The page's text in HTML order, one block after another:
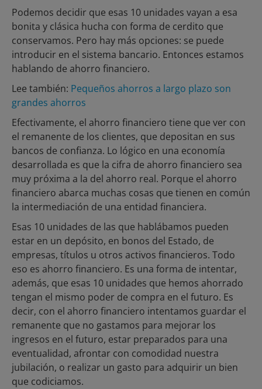
Podemos decidir que esas 10 unidades vayan a esa
bonita y clásica hucha con forma de cerdito que
conservamos. Pero hay más opciones: se puede
introducir en el sistema bancario. Entonces estamos
hablando de ahorro financiero.
Lee también: Pequeños ahorros a largo plazo son
grandes ahorros
Efectivamente, el ahorro financiero tiene que ver con
el remanente de los clientes, que depositan en sus
bancos de confianza. Lo lógico en una economía
desarrollada es que la cifra de ahorro financiero sea
muy próxima a la del ahorro real. Porque el ahorro
financiero abarca muchas cosas que tienen en común
la intermediación de una entidad financiera.
Esas 10 unidades de las que hablábamos pueden
estar en un depósito, en bonos del Estado, de
empresas, títulos u otros activos financieros. Todo
eso es ahorro financiero. Es una forma de intentar,
además, que esas 10 unidades que hemos ahorrado
tengan el mismo poder de compra en el futuro. Es
decir, con el ahorro financiero intentamos guardar el
remanente que no gastamos para mejorar los
ingresos en el futuro, estar preparados para una
eventualidad, afrontar con comodidad nuestra
jubilación, o realizar un gasto para adquirir un bien
que codiciamos.